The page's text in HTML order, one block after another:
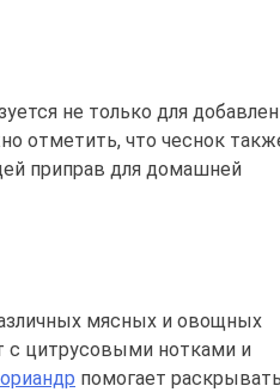
не только для
отметить, что чеснок
приправ для домашней
мясных и овощных
с цитрусовыми нотками и
помогает